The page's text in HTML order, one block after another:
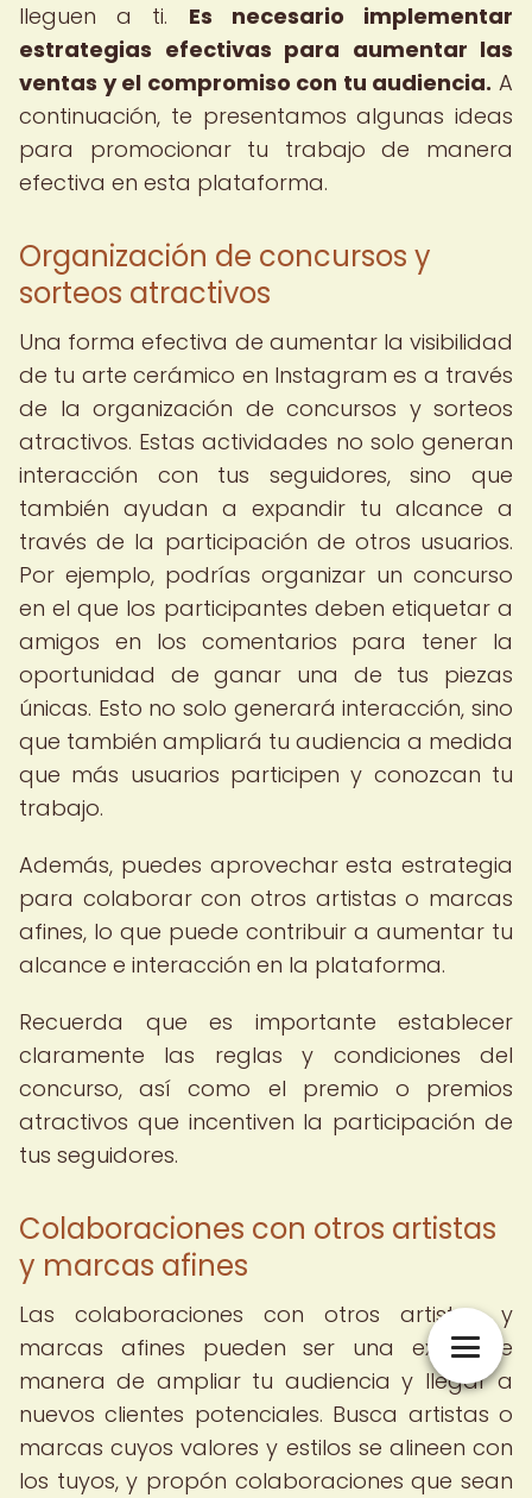
lleguen a ti. Es necesario implementar
estrategias efectivas para aumentar las
ventas y el compromiso con tu audiencia. A
continuación, te presentamos algunas ideas
para promocionar tu trabajo de manera
efectiva en esta plataforma.
Organización de concursos y
sorteos atractivos
Una forma efectiva de aumentar la visibilidad
de tu arte cerámico en Instagram es a través
de la organización de concursos y sorteos
atractivos. Estas actividades no solo generan
interacción con tus seguidores, sino que
también ayudan a expandir tu alcance a
través de la participación de otros usuarios.
Por ejemplo, podrías organizar un concurso
en el que los participantes deben etiquetar a
amigos en los comentarios para tener la
oportunidad de ganar una de tus piezas
únicas. Esto no solo generará interacción, sino
que también ampliará tu audiencia a medida
que más usuarios participen y conozcan tu
trabajo.
Además, puedes aprovechar esta estrategia
para colaborar con otros artistas o marcas
afines, lo que puede contribuir a aumentar tu
alcance e interacción en la plataforma.
Recuerda que es importante establecer
claramente las reglas y condiciones del
concurso, así como el premio o premios
atractivos que incentiven la participación de
tus seguidores.
Colaboraciones con otros artistas
y marcas afines
Las colaboraciones con otros artistas y
marcas afines pueden ser una excelente
manera de ampliar tu audiencia y llegar a
nuevos clientes potenciales. Busca artistas o
marcas cuyos valores y estilos se alineen con
los tuyos, y propón colaboraciones que sean